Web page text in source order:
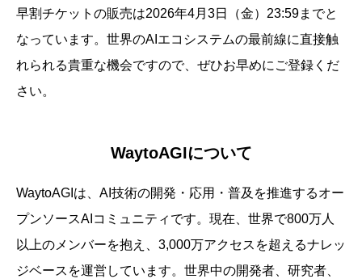
早割チケットの販売は2026年4月3日（金）23:59までと
なっています。世界のAIエコシステムの最前線に直接触
れられる貴重な機会ですので、ぜひお早めにご登録くだ
さい。
WaytoAGIについて
WaytoAGIは、AI技術の開発・応用・普及を推進するオー
プンソースAIコミュニティです。現在、世界で800万人
以上のメンバーを抱え、3,000万アクセスを超えるナレッ
ジベースを運営しています。世界中の開発者、研究者、